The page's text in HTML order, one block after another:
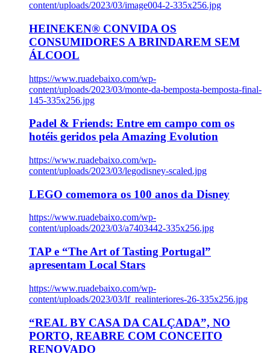
content/uploads/2023/03/image004-2-335x256.jpg
HEINEKEN® CONVIDA OS
CONSUMIDORES A BRINDAREM SEM
ÁLCOOL
https://www.ruadebaixo.com/wp-
content/uploads/2023/03/monte-da-bemposta-bemposta-final-
145-335x256.jpg
Padel & Friends: Entre em campo com os
hotéis geridos pela Amazing Evolution
https://www.ruadebaixo.com/wp-
content/uploads/2023/03/legodisney-scaled.jpg
LEGO comemora os 100 anos da Disney
https://www.ruadebaixo.com/wp-
content/uploads/2023/03/a7403442-335x256.jpg
TAP e “The Art of Tasting Portugal”
apresentam Local Stars
https://www.ruadebaixo.com/wp-
content/uploads/2023/03/lf_realinteriores-26-335x256.jpg
“REAL BY CASA DA CALÇADA”, NO
PORTO, REABRE COM CONCEITO
RENOVADO